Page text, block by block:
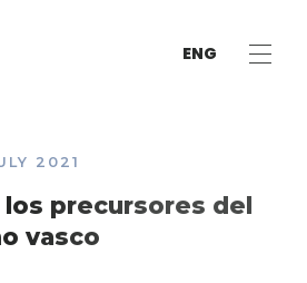
ENG
2021
los precursores del
vasco